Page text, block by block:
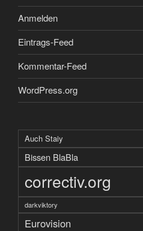
Anmelden
Eintrags-Feed
Kommentar-Feed
WordPress.org
Auch Staiy
Bissen BlaBla
correctiv.org
darkviktory
Eurovision